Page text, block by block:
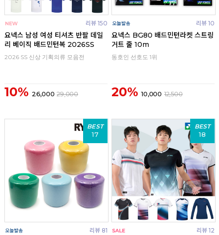
리뷰 150
요넥스 남성 여성 티셔츠 반팔 데일
리 베이직 배드민턴복 2026SS
2026 SS 신상 기획의류 모음전
10% 26,000 29,000
리뷰 10
요넥스 BG80 배드민턴라켓 스트링
거트 줄 10m
동호인 선호도 1위
20% 10,000 12,500
BEST
17
리뷰 81
BEST
18
리뷰 12